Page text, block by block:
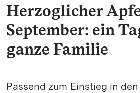
Herzoglicher
September: ein
ganze Familie
Passend zum Einstieg in